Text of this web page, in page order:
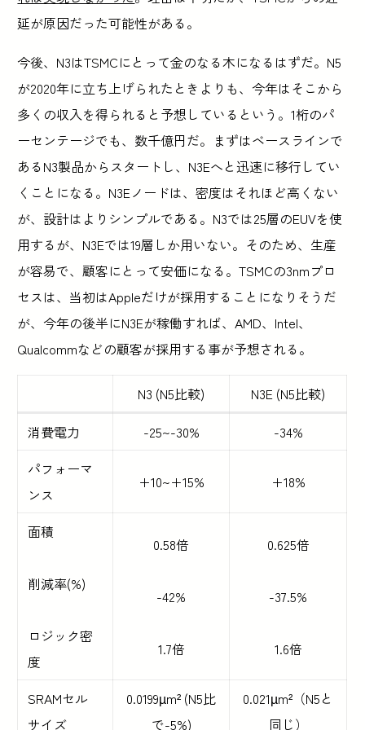
延が原因だった可能性がある。
今後、N3はTSMCにとって金のなる木になるはずだ。N5
が2020年に立ち上げられたときよりも、今年はそこから
多くの収入を得られると予想しているという。1桁のパ
ーセンテージでも、数千億円だ。まずはベースラインで
あるN3製品からスタートし、N3Eへと迅速に移行してい
くことになる。N3Eノードは、密度はそれほど高くない
が、設計はよりシンプルである。N3では25層のEUVを使
用するが、N3Eでは19層しか用いない。そのため、生産
が容易で、顧客にとって安価になる。TSMCの3nmプロ
セスは、当初はAppleだけが採用することになりそうだ
が、今年の後半にN3Eが稼働すれば、AMD、Intel、
Qualcommなどの顧客が採用する事が予想される。
N3 (N5比較)
N3E (N5比較)
消費電力
-25~-30%
-34%
パフォーマ
ンス
+10~+15% +18%
面積
削減率(%)
ロジック密
度
0.58倍
-42%
1.7倍
0.625倍
-37.5%
1.6倍
SRAMセル
サイズ
0.0199µm² (N5比
で-5%)
0.021µm²（N5と
同じ）